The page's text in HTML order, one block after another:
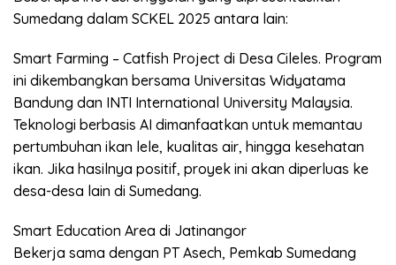
Sumedang dalam SCKEL 2025 antara lain:
Smart Farming – Catfish Project di Desa Cileles. Program
ini dikembangkan bersama Universitas Widyatama
Bandung dan INTI International University Malaysia.
Teknologi berbasis AI dimanfaatkan untuk memantau
pertumbuhan ikan lele, kualitas air, hingga kesehatan
ikan. Jika hasilnya positif, proyek ini akan diperluas ke
desa-desa lain di Sumedang.
Smart Education Area di Jatinangor
Bekerja sama dengan PT Asech, Pemkab Sumedang